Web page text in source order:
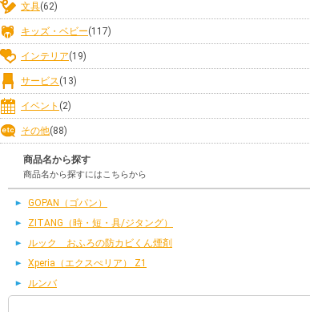
文具(62)
キッズ・ベビー(117)
インテリア(19)
サービス(13)
イベント (2)
その他(88)
商品名から探す
商品名から探すにはこちらから
GOPAN（ゴパン）
ZITANG（時・短・具/ジタング）
ルック おふろの防カビくん煙剤
Xperia（エクスぺリア） Z1
ルンバ